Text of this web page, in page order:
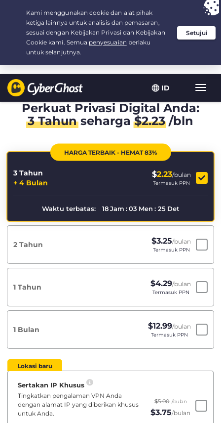
ID
Your choice:The Best Dealfor 3.3333333333333-years at $
/month
Perkuat Privasi Digital Anda:
3 Tahunseharga$2.23/bln
HARGA TERBAIK - HEMAT 83%
3 Tahun
+ 4 Bulan
$2.23/bulan
Termasuk PPN
Waktu terbatas: 18 Jam : 03 Men : 25 Det
2 Tahun $3.25/bulan
Termasuk PPN
1 Tahun $4.29/bulan
Termasuk PPN
1 Bulan $12.99/bulan
Termasuk PPN
Lokasi baru
Sertakan IP Khusus
Tingkatkan pengalaman VPN Anda
dengan alamat IP yang diberikan khusus
untuk Anda.
$5.00 /bulan
$3.75/bulan